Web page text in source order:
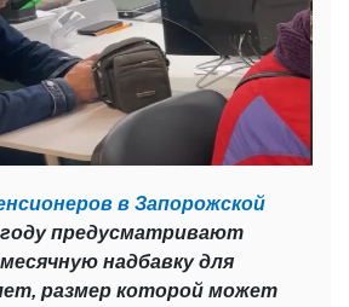
в Запорожской
году предусматривают
надбавку для
размер которой может